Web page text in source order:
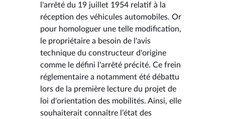
l'arrêté du 19 juillet 1954 relatif à la
réception des véhicules automobiles. Or
pour homologuer une telle modification,
le propriétaire a besoin de l'avis
technique du constructeur d'origine
comme le défini l'arrêté précité. Ce frein
réglementaire a notamment été débattu
lors de la première lecture du projet de
loi d'orientation des mobilités. Ainsi, elle
souhaiterait connaître l'état des